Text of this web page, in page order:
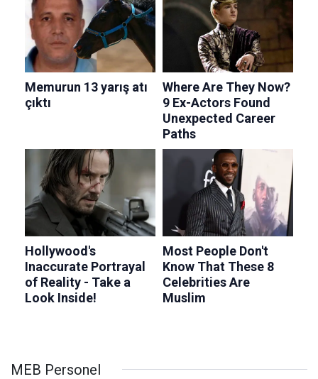
MEB Personel